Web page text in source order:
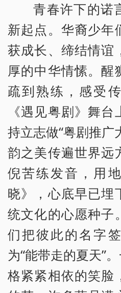
青春许下的诺
新起点。华裔少年
获成长、缔结情谊
厚的中华情愫。醒
疏到熟练，感受
《遇见粤剧》舞
持立志做“粤剧推广
韵之美传遍世界远
倪苦练发音，用
晓》，心底早已埋
统文化的心愿种子
们把彼此的名字
为“能带走的夏天”
格紧紧相依的笑脸